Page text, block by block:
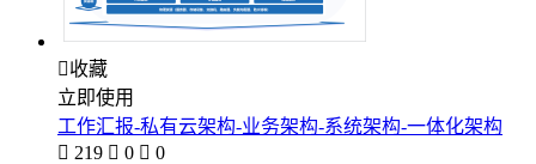
收藏
立即使用
工作汇报-私有云架构-业务架构-系统架构-一体化架构
 219  0  0